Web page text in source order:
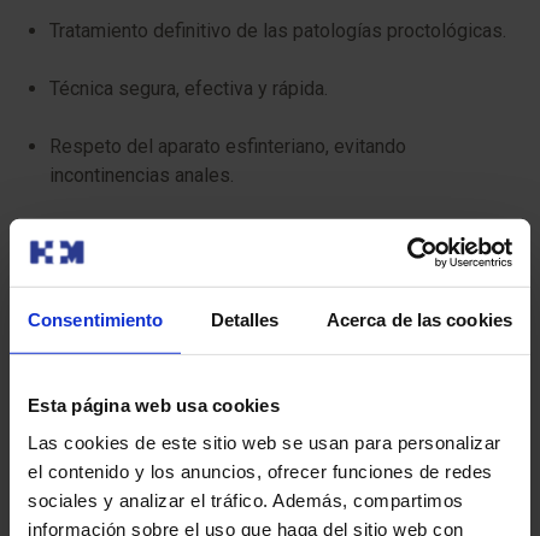
Consentimiento Detalles Acerca de las cookies
Esta página web usa cookies
Las cookies de este sitio web se usan para personalizar
el contenido y los anuncios, ofrecer funciones de redes
sociales y analizar el tráfico. Además, compartimos
información sobre el uso que haga del sitio web con
Tratamiento definitivo de las patologías proctológicas.
Técnica segura, efectiva y rápida.
Respeto del aparato esfinteriano, evitando
incontinencias anales.
Reincorporación precoz (7-10 días) a su actividad
diaria normal.
Mejores resultados estéticos.
Preguntas frecuentes